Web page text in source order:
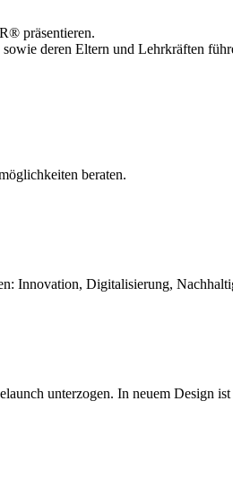
präsentieren.
deren Eltern und Lehrkräften
beraten.
Innovation, Digitalisierung,
unterzogen. In neuem Design